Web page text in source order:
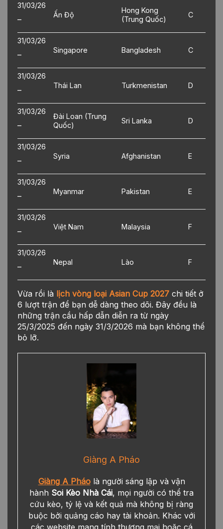
31/03/26
– Ấn Độ
Hong Kong
(Trung Quốc)
C
31/03/26
– Singapore Bangladesh C
31/03/26
– Thái Lan Turkmenistan D
31/03/26
–
Đài Loan (Trung
Quốc)
Sri Lanka D
31/03/26
– Syria Afghanistan E
31/03/26
– Myanmar Pakistan E
31/03/26
– Việt Nam Malaysia F
31/03/26
– Nepal Lào F
Vừa rồi là lịch vòng loại Asian Cup 2027 chi tiết ở
6 lượt trận để bạn dễ dàng theo dõi. Đây đều là
những trận cầu hấp dẫn diễn ra từ ngày
25/3/2025 đến ngày 31/3/2026 mà bạn không thể
bỏ lỡ.
Giàng A Pháo
Giàng A Pháolà người sáng lập và vận
hành Soi Kèo Nhà Cái, mọi người có thể tra
cứu kèo, tỷ lệ và kết quả mà không bị ràng
buộc bởi quảng cáo hay tài khoản. Khác với
các website mang tính thương mại hoặc cá